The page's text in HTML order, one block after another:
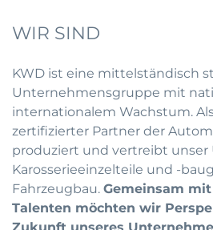
WIR SIND
KWD ist eine mittelständisch
Unternehmensgruppe mit
internationalem Wachstum.
zertifizierter Partner der
produziert und vertreibt
Karosserieeinzelteile und -
Fahrzeugbau. Gemeinsam
Talenten möchten wir